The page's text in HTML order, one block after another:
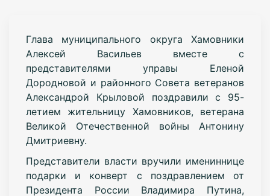
Глава муниципального округа Хамовники
Алексей Васильев вместе с
представителями управы Еленой
Дородновой и районного Совета ветеранов
Александрой Крыловой поздравили с 95-
летием жительницу Хамовников, ветерана
Великой Отечественной войны Антонину
Дмитриевну.
Представители власти вручили имениннице
подарки и конверт с поздравлением от
Президента России Владимира Путина,